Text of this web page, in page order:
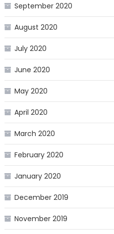
September 2020
August 2020
July 2020
June 2020
May 2020
April 2020
March 2020
February 2020
January 2020
December 2019
November 2019